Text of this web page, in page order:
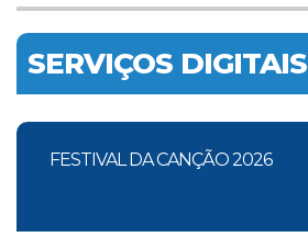
SERVIÇOS DIGITAIS
FESTIVAL DA CANÇÃO 2026